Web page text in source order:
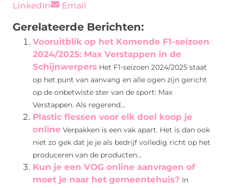
LinkedIn
Email
Gerelateerde Berichten:
Vooruitblik op het Komende F1-seizoen
2024/2025: Max Verstappen in de
Schijnwerpers Het F1-seizoen 2024/2025 staat
op het punt van aanvang en alle ogen zijn gericht
op de onbetwiste ster van de sport: Max
Verstappen. Als regerend...
Plastic flessen voor elk doel koop je
online Verpakken is een vak apart. Het is dan ook
niet zo gek dat je je als bedrijf volledig richt op het
produceren van de producten...
Kun je een VOG online aanvragen of
moet je naar het gemeentehuis? In